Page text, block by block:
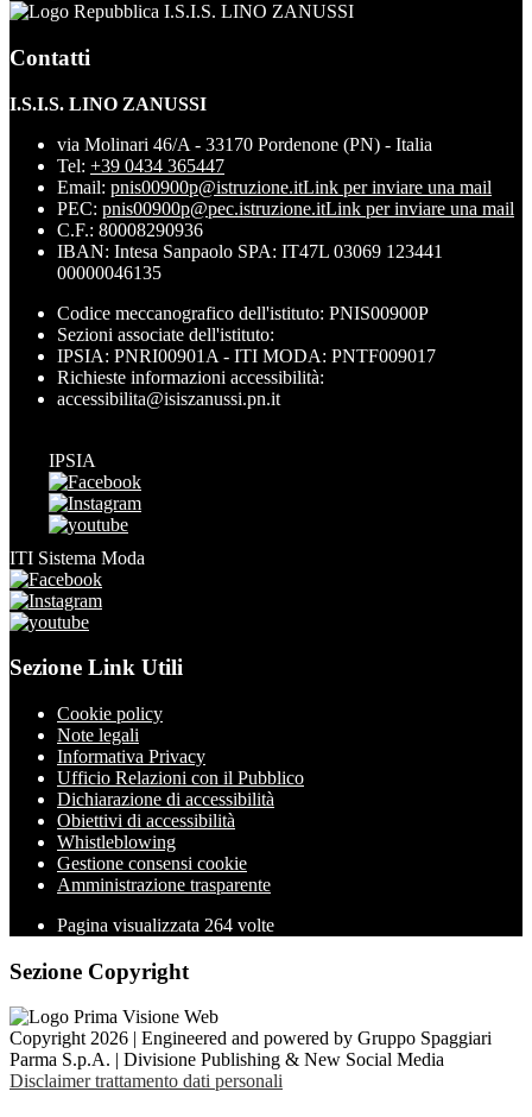
I.S.I.S. LINO ZANUSSI
Contatti
I.S.I.S. LINO ZANUSSI
via Molinari 46/A - 33170 Pordenone (PN) - Italia
Tel: +39 0434 365447
Email: pnis00900p@istruzione.itLink per inviare una mail
PEC: pnis00900p@pec.istruzione.itLink per inviare una mail
C.F.: 80008290936
IBAN: Intesa Sanpaolo SPA: IT47L 03069 123441
00000046135
Codice meccanografico dell'istituto: PNIS00900P
Sezioni associate dell'istituto:
IPSIA: PNRI00901A - ITI MODA: PNTF009017
Richieste informazioni accessibilità:
accessibilita@isiszanussi.pn.it
IPSIA
ITI Sistema Moda
Sezione Link Utili
Cookie policy
Note legali
Informativa Privacy
Ufficio Relazioni con il Pubblico
Dichiarazione di accessibilità
Obiettivi di accessibilità
Whistleblowing
Gestione consensi cookie
Amministrazione trasparente
Pagina visualizzata 264 volte
Sezione Copyright
Copyright 2026 | Engineered and powered by Gruppo Spaggiari
Parma S.p.A. | Divisione Publishing & New Social Media
Disclaimer trattamento dati personali